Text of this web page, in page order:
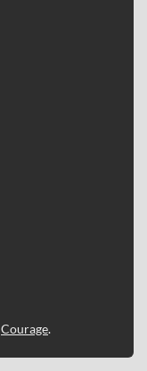
Courage.